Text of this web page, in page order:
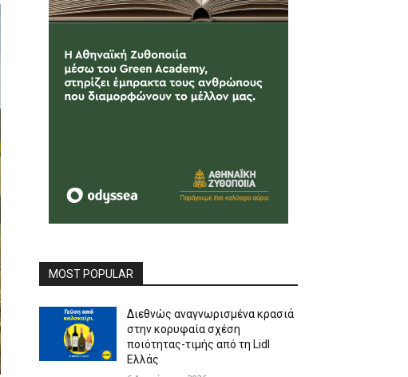
MOST POPULAR
Διεθνώς αναγνωρισμένα κρασιά
στην κορυφαία σχέση
ποιότητας-τιμής από τη Lidl
Ελλάς